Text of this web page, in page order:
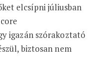
elcsípni júliusban
igazán szórakoztató
biztosan nem